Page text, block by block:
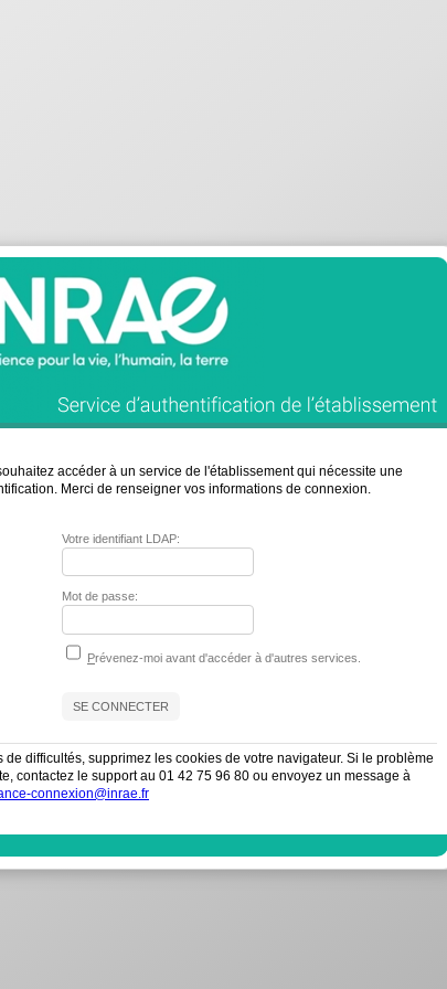
accéder à un service de l'établissement qui nécessite une
Merci de renseigner vos informations de connexion.
Votre identifiant LDAP:
Mot de passe:
Prévenez-moi avant d'accéder à d'autres services.
de difficultés, supprimez les cookies de votre navigateur. Si le problème
contactez le support au 01 42 75 96 80 ou envoyez un message à
connexion@inrae.fr